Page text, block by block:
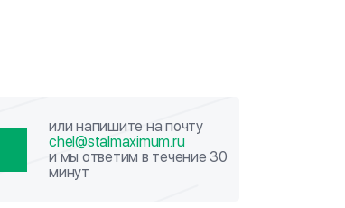
или напишите на почту
chel@stalmaximum.ru
и мы ответим в течение 30
минут